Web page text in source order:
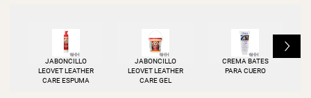
JABONCILLO
LEOVET LEATHER
CARE ESPUMA
JABONCILLO
LEOVET LEATHER
CARE GEL
CREMA BATES
PARA CUERO
L